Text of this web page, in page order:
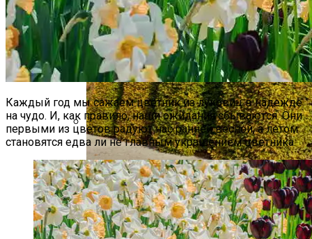
Какой Сорт Огурцов Посадить
Будущей Весной
Что Можно Посадить Рядом С
Хвойными – Примеры Удачных
Сочетаний Растений
Каж­дый год мы са­жа­ем цветник из лу­кови­ц в на­деж­де
на чу­до. И, как пра­вило, на­ши ожи­дания сбы­ва­ют­ся. Они
пер­вы­ми из цве­тов ра­ду­ют нас ран­ней вес­ной, а ле­том
ста­новят­ся ед­ва ли не главным ук­ра­шени­ем цветника.